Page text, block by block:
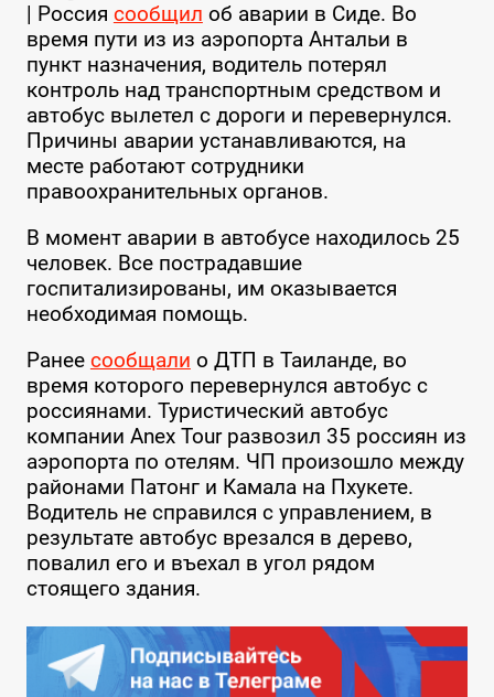
| Россия сообщил об аварии в Сиде. Во
время пути из из аэропорта Антальи в
пункт назначения, водитель потерял
контроль над транспортным средством и
автобус вылетел с дороги и перевернулся.
Причины аварии устанавливаются, на
месте работают сотрудники
правоохранительных органов.
В момент аварии в автобусе находилось 25
человек. Все пострадавшие
госпитализированы, им оказывается
необходимая помощь.
Ранее сообщали о ДТП в Таиланде, во
время которого перевернулся автобус с
россиянами. Туристический автобус
компании Anex Tour развозил 35 россиян из
аэропорта по отелям. ЧП произошло между
районами Патонг и Камала на Пхукете.
Водитель не справился с управлением, в
результате автобус врезался в дерево,
повалил его и въехал в угол рядом
стоящего здания.